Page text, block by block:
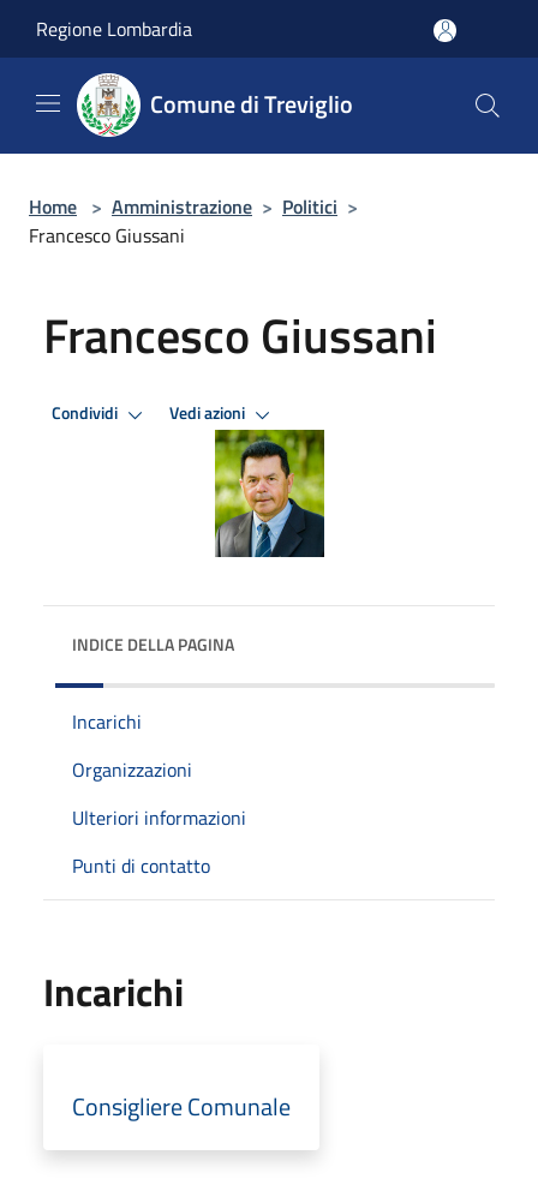
Regione Lombardia
Comune di Treviglio
Home > Amministrazione > Politici >
Francesco Giussani
Francesco Giussani
Condividi Vedi azioni
INDICE DELLA PAGINA
Incarichi
Organizzazioni
Ulteriori informazioni
Punti di contatto
Incarichi
Consigliere Comunale